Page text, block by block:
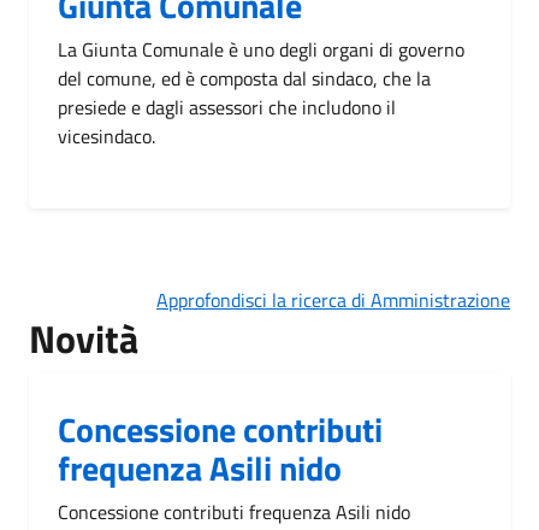
La Giunta Comunale è uno degli organi di governo
del comune, ed è composta dal sindaco, che la
presiede e dagli assessori che includono il
vicesindaco.
Approfondisci la ricerca di Amministrazione
Novità
Concessione contributi
frequenza Asili nido
Concessione contributi frequenza Asili nido